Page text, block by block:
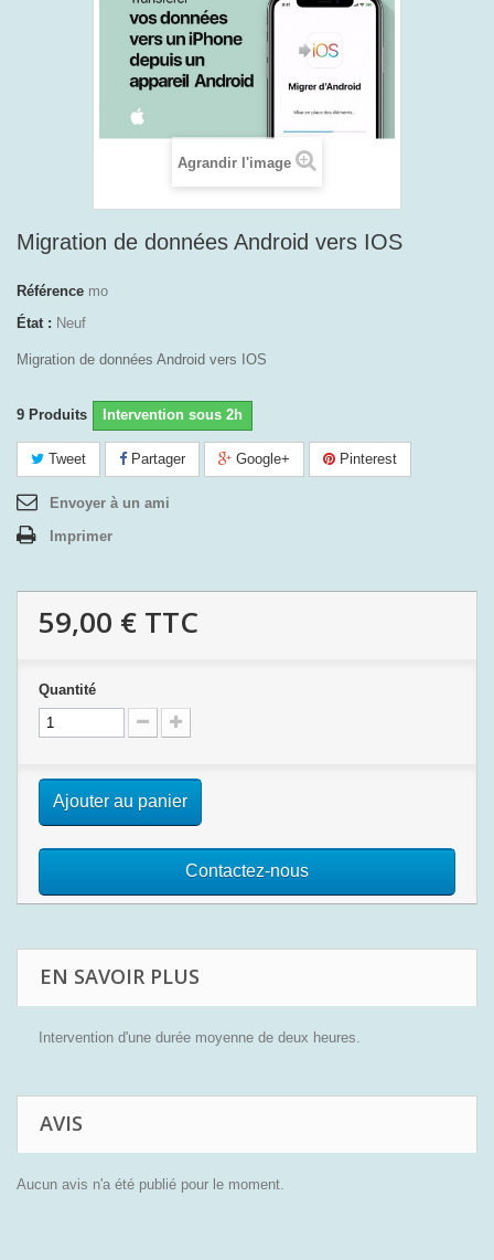
Agrandir l'image
Migration de données Android vers IOS
Référence mo
État : Neuf
Migration de données Android vers IOS
9 Produits Intervention sous 2h
Tweet Partager Google+ Pinterest
Envoyer à un ami
Imprimer
59,00 € TTC
Quantité
Ajouter au panier
Contactez-nous
EN SAVOIR PLUS
Intervention d'une durée moyenne de deux heures.
AVIS
Aucun avis n'a été publié pour le moment.